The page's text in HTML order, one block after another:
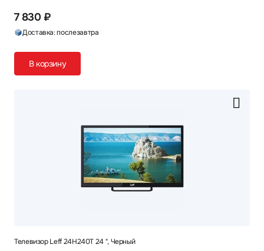
7 830 ₽
Доставка: послезавтра
В корзину
Телевизор Leff 24H240T 24 ", Черный